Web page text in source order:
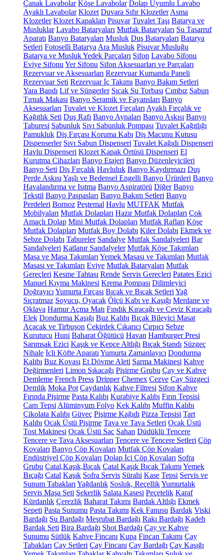
Çanak Lavabolar Köşe Lavabolar Dolap Uyumlu Lavabo
Ayaklı Lavabolar Klozet Duvara Sıfır Klozetler Asma
Klozetler Klozet Kapakları Pisuvar Tuvalet Taşı Batarya ve
Musluklar Lavabo Bataryaları Mutfak Bataryaları Su Tasarruf
Aparatı Banyo Bataryaları Musluk Duş Bataryaları Batarya
Setleri Fotoselli Batarya Ara Musluk Pisuvar Musluğu
Batarya ve Musluk Yedek Parçaları Sifon Lavabo Sifonu
Eviye Sifonu Yer Sifonu Sifon Aksesuarları ve Parçaları
Rezervuar ve Aksesuarları Rezervuar Kumanda Paneli
Rezervuar Seti Rezervuar İç Takımı Banyo Bakım Setleri
Yara Bandı Lif ve Süngerler Sıcak Su Torbası Cımbız Sabun
Tırnak Makası Banyo Seramik ve Fayansları Banyo
Aksesuarları Tuvalet ve Klozet Fırçaları Ayaklı Fırçalık ve
Kağıtlık Seti Duş Rafı Banyo Aynaları Banyo Askısı Banyo
Taburesi Sabunluk Sıvı Sabunluk Pompası Tuvalet Kağıtlığı
Pamukluk Diş Fırçası Koruma Kabı Diş Macunu Kutusu
Dispenserler Sıvı Sabun Dispenseri Tuvalet Kağıdı Dispenseri
Havlu Dispenseri Klozet Kapak Örtüsü Dispenseri El
Kurutma Cihazları Banyo Etajeri Banyo Düzenleyicileri
Banyo Seti Diş Fırçalık Havluluk Banyo Kaydırmazı Duş
Perde Askısı Yaşlı ve Bedensel Engelli Banyo Ürünleri Banyo
Havalandırma ve Isıtma Banyo Aspiratörü Diğer Banyo
Tekstil Banyo Paspasları Banyo Bakım Setleri Banyo
Perdeleri Bornoz Peştemal Havlu MUTFAK Mutfak
Mobilyaları Mutfak Dolapları Hazır Mutfak Dolapları Çok
Amaçlı Dolap Mini Mutfak Dolapları Mutfak Rafları Köşe
Mutfak Dolapları Mutfak Boy Dolabı Kiler Dolabı Ekmek ve
Sebze Dolabı Tabureler Sandalye Mutfak Sandalyeleri Bar
Sandalyeleri Katlanır Sandalyeler Mutfak Köşe Takımları
Masa ve Masa Takımları Yemek Masası ve Takımları Mutfak
Masası ve Takımları Eviye Mutfak Bataryaları Mutfak
Gereçleri Kesme Tahtası Rende Servis Gereçleri Patates Ezici
Manuel Kıyma Makinesi Krema Pompası Dilimleyici
Doğrayıcı Yumurta Fırçası Bıçak ve Bıçak Setleri Yağ
Sıçratmaz Soyucu, Oyacak Ölçü Kabı ve Kaşığı Merdane ve
Oklava Hamur Açma Matı Fındık Kıracağı ve Ceviz Kıracağı
Elek Dondurma Kaşığı Buz Kalıbı Bıçak Bileyici Masat
Açacak ve Tirbuşon Çekirdek Çıkarıcı Çırpıcı Sebze
Kurutucu Huni Baharat Öğütücü Havan Hamburger Presi
Sarımsak Ezici Kaşık ve Kepçe Altlığı Bıçak Standı Süzgeç
Nihale İçli Köfte Aparatı Yumurta Zamanlayıcı Dondurma
Kalıbı Buz Kovası Et Dövme Aleti Sarma Makinesi Kahve
Değirmenleri Limon Sıkacağı Pişirme Grubu Çay ve Kahve
Demleme French Press Dripper Chemex Cezve Çay Süzgeci
Demlik Moka Pot Çaydanlık Kahve Filtresi Sifon Kahve
Fırında Pişirme Pasta Kalıbı Kurabiye Kalıbı Fırın Tepsisi
Cam Tepsi Alüminyum Folyo Kek Kalıbı Muffin Kalıbı
Çikolata Kalıbı Güveç Pişirme Kağıdı Pizza Tepsisi Tart
Kalıbı Ocak Üstü Pişirme Tava ve Tava Setleri Ocak Üstü
Tost Makinesi Ocak Üstü Sac Sahan Düdüklü Tencere
Tencere ve Tava Aksesuarları Tencere ve Tencere Setleri Çöp
Kovaları Banyo Çöp Kovaları Mutfak Çöp Kovaları
Endüstriyel Çöp Kovaları Dolap İçi Çöp Kovaları Sofra
Grubu Çatal,Kaşık,Bıçak Çatal Kaşık Bıçak Takımı Yemek
Bıçağı Çatal Kaşık Sofra Servis Sürahi Kase Tepsi Servis ve
Sunum Tabakları Yağdanlık Sosluk, ReçellikYumurtalık
Servis Maşa Seti Şekerlik Salata Kasesi Peçetelik Karaf
Kürdanlık Çerezlik Baharat Takımı Bardak Altlığı Ekmek
Sepeti Pasta Sunumu Pasta Takımı Kek Fanusu Bardak Viski
Bardağı Su Bardağı Meşrubat Bardağı Rakı Bardağı Kadeh
Bardak Seti Bira Bardağı Shot Bardağı Çay ve Kahve
Sunumu Sütlük Kahve Fincanı Kupa Fincan Takımı Çay
Tabakları Çay Setleri Çay Fincanı Çay Bardağı Çay Kaşığı